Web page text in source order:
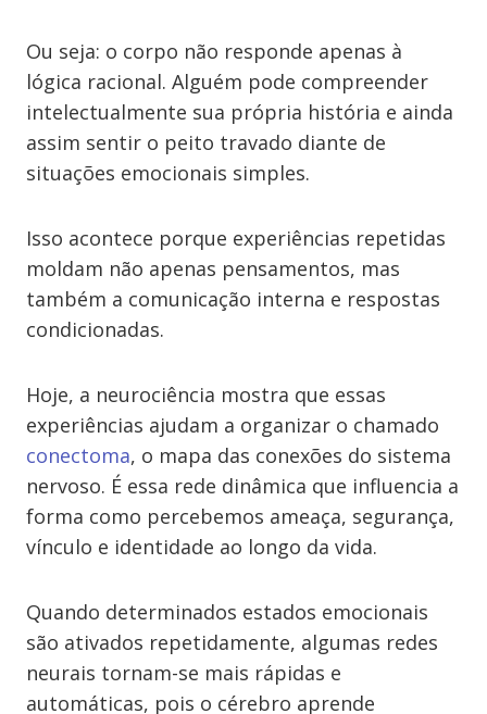
Ou seja: o corpo não responde apenas à
lógica racional. Alguém pode compreender
intelectualmente sua própria história e ainda
assim sentir o peito travado diante de
situações emocionais simples.
Isso acontece porque experiências repetidas
moldam não apenas pensamentos, mas
também a comunicação interna e respostas
condicionadas.
Hoje, a neurociência mostra que essas
experiências ajudam a organizar o chamado
conectoma, o mapa das conexões do sistema
nervoso. É essa rede dinâmica que influencia a
forma como percebemos ameaça, segurança,
vínculo e identidade ao longo da vida.
Quando determinados estados emocionais
são ativados repetidamente, algumas redes
neurais tornam-se mais rápidas e
automáticas, pois o cérebro aprende